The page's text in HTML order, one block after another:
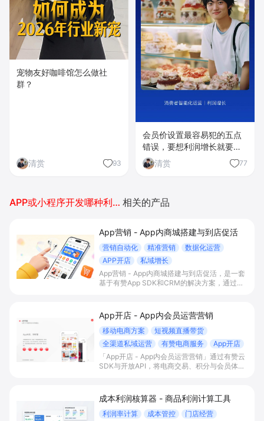
宠物友好咖啡馆怎么做社
群？
清赏 93
会员价设置最容易犯的五点
错误，要想利润增长就要放
弃你的惯性思维。
清赏 77
APP或小程序开发哪种利润好 相关的产品
App营销 - App内商城搭建与到店促活
营销自动化 精准营销
数据化运营
APP开店
私域增长
App营销 - App内商城搭建与到店促活，是一套
基于有赞App SDK和CRM的解决方案，通过在
线上线下运营，提升到店率、复购率和整体
GMV。
App开店 - App内会员运营营销
移动电商方案
短视频直播带货
全渠道私域运营
有赞电商服务
App开店
「App开店 - App内会员运营营销」通过有赞云
SDK与开放API，将电商交易、积分与会员体系
提升变现效率与私域复购率。
成本利润核算器 - 商品利润计算工具
利润率计算 成本管控
门店经营